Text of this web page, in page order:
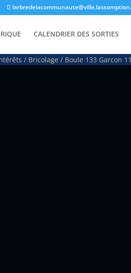
CALENDRIER DES SORTIES
/ Bricolage / Boule 133 Garcon